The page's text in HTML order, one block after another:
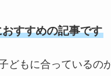
すすめの記事です
どもに合っているの